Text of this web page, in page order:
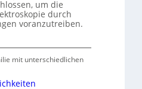
um die
durch
voranzutreiben.
mit unterschiedlichen